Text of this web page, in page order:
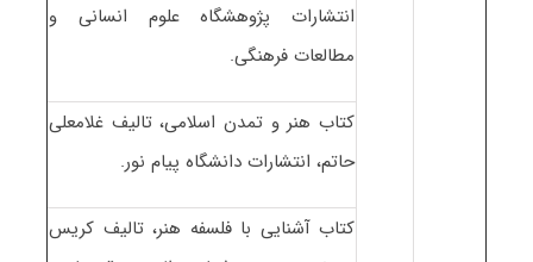
انتشارات پژوهشگاه علوم انسانی و
مطالعات فرهنگی.
کتاب هنر و تمدن اسلامی، تالیف غلامعلی
حاتم، انتشارات دانشگاه پیام نور.
کتاب آشنایی با فلسفه هنر، تالیف کریس